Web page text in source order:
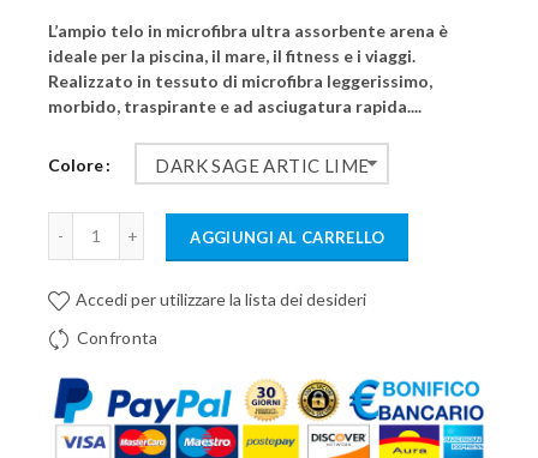
L’ampio telo in microfibra ultra assorbente arena è
ideale per la piscina, il mare, il fitness e i viaggi.
Realizzato in tessuto di microfibra leggerissimo,
morbido, traspirante e ad asciugatura rapida....
Colore DARK SAGE ARTIC LIME
AGGIUNGI AL CARRELLO
Accedi per utilizzare la lista dei desideri
Confronta